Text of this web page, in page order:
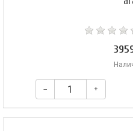
– +
В центре амулета — бусина Дзи